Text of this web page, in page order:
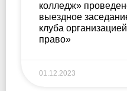
колледж»
выездное
клуба
право»
01.12.2023